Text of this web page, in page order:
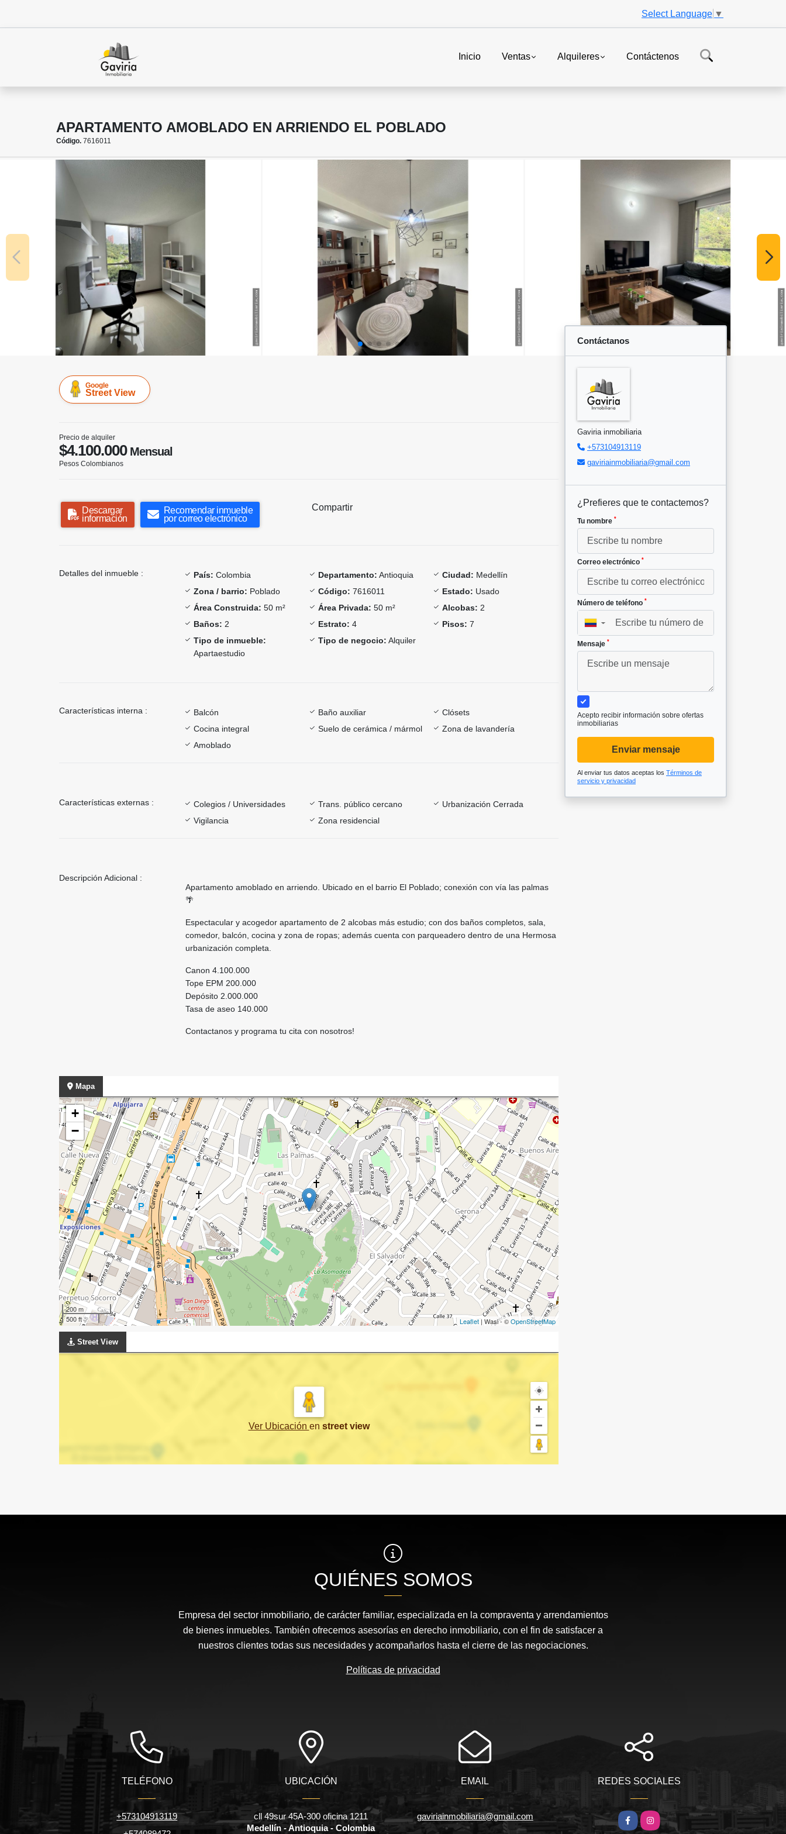
Select Language ▼
Inicio Ventas Alquileres Contáctenos
APARTAMENTO AMOBLADO EN ARRIENDO EL POBLADO
Código. 7616011
Google
Street View
Precio de alquiler
$4.100.000Mensual
Pesos Colombianos
Descargar
información
Recomendar inmueble
por correo electrónico
Compartir
Detalles del inmueble : País: Colombia Departamento: Antioquia Ciudad: Medellín
Zona / barrio: Poblado Código: 7616011 Estado: Usado
Área Construida: 50 m² Área Privada: 50 m² Alcobas: 2
Baños: 2 Estrato: 4 Pisos: 7
Tipo de inmueble:
Apartaestudio
Tipo de negocio: Alquiler
Características interna : Balcón Baño auxiliar
Clósets
Cocina integral
Suelo de cerámica / mármol
Zona de lavandería
Amoblado
Características externas : Colegios / Universidades Trans. público cercano
Urbanización Cerrada
Vigilancia
Zona residencial
Descripción Adicional :
Apartamento amoblado en arriendo. Ubicado en el barrio El Poblado; conexión con vía las palmas
🌴
Espectacular y acogedor apartamento de 2 alcobas más estudio; con dos baños completos, sala,
comedor, balcón, cocina y zona de ropas; además cuenta con parqueadero dentro de una Hermosa
urbanización completa.
Canon 4.100.000
Tope EPM 200.000
Depósito 2.000.000
Tasa de aseo 140.000
Contactanos y programa tu cita con nosotros!
Mapa
+
−
200 m
500 ft
Leaflet | Wasi - ©OpenStreetMap
Street View
Ver Ubicación en street view
Contáctanos
Gaviria inmobiliaria
+573104913119
gaviriainmobiliaria@gmail.com
¿Prefieres que te contactemos?
Tu nombre *
Correo electrónico *
Número de teléfono *
▼
Mensaje *
Acepto recibir información sobre ofertas
inmobiliarias
Enviar mensaje
Al enviar tus datos aceptas los Términos de
servicio y privacidad
QUIÉNES SOMOS
Empresa del sector inmobiliario, de carácter familiar, especializada en la compraventa y arrendamientos
de bienes inmuebles. También ofrecemos asesorías en derecho inmobiliario, con el fin de satisfacer a
nuestros clientes todas sus necesidades y acompañarlos hasta el cierre de las negociaciones.
Políticas de privacidad
TELÉFONO
+573104913119
UBICACIÓN
cll 49sur 45A-300 oficina 1211
Medellín - Antioquia - Colombia
EMAIL
gaviriainmobiliaria@gmail.com
REDES SOCIALES
Facebook
Instagram